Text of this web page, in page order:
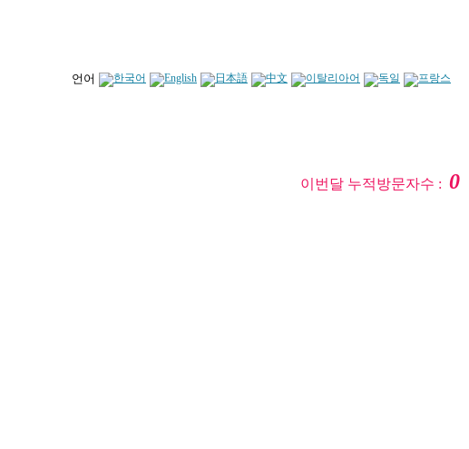
언어
이번달 누적방문자수 :0